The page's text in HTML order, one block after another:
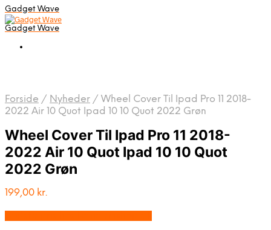
Gadget Wave
Gadget Wave
Forside / Nyheder / Wheel Cover Til Ipad Pro 11 2018-
2022 Air 10 Quot Ipad 10 10 Quot 2022 Grøn
Wheel Cover Til Ipad Pro 11 2018-
2022 Air 10 Quot Ipad 10 10 Quot
2022 Grøn
199,00 kr.